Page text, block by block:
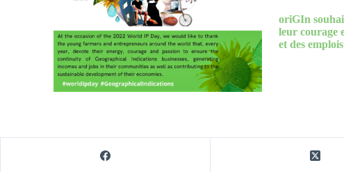
oriGIn
leur courage
et des